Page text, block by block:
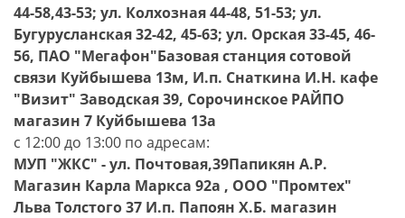
44-58,43-53; ул. Колхозная 44-48, 51-53; ул.
Бугурусланская 32-42, 45-63; ул. Орская 33-45, 46-
56, ПАО "Мегафон"Базовая станция сотовой
связи Куйбышева 13м, И.п. Снаткина И.Н. кафе
"Визит" Заводская 39, Сорочинское РАЙПО
магазин 7 Куйбышева 13а
с 12:00 до 13:00 по адресам:
МУП "ЖКС" - ул. Почтовая,39Папикян А.Р.
Магазин Карла Маркса 92а , ООО "Промтех"
Льва Толстого 37 И.п. Папоян Х.Б. магазин